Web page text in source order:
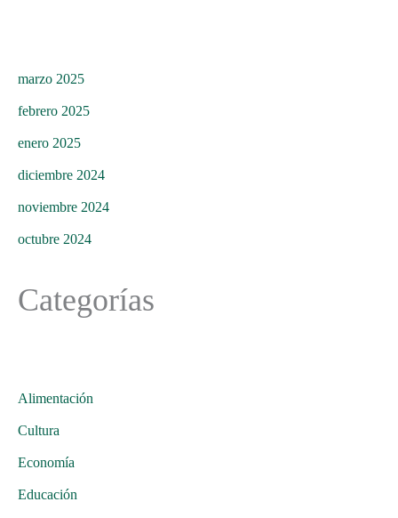
marzo 2025
febrero 2025
enero 2025
diciembre 2024
noviembre 2024
octubre 2024
Categorías
Alimentación
Cultura
Economía
Educación